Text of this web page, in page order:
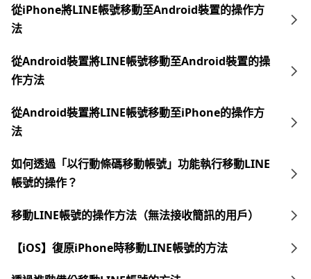
從iPhone將LINE帳號移動至Android裝置的操作方
法
從Android裝置將LINE帳號移動至Android裝置的操
作方法
從Android裝置將LINE帳號移動至iPhone的操作方
法
如何透過「以行動條碼移動帳號」功能執行移動LINE
帳號的操作？
移動LINE帳號的操作方法（無法接收簡訊的用戶）
【iOS】復原iPhone時移動LINE帳號的方法